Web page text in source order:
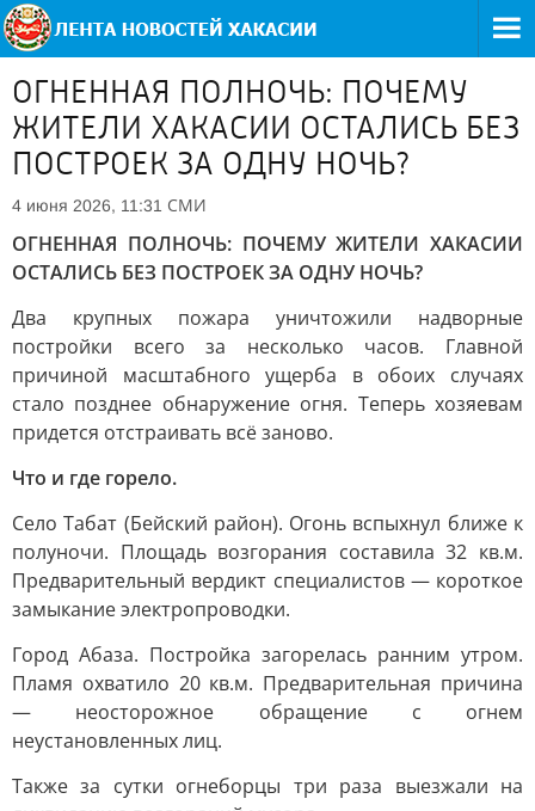
ОГНЕННАЯ ПОЛНОЧЬ: ПОЧЕМУ
ЖИТЕЛИ ХАКАСИИ ОСТАЛИСЬ БЕЗ
ПОСТРОЕК ЗА ОДНУ НОЧЬ?
4 июня 2026, 11:31 СМИ
ОГНЕННАЯ ПОЛНОЧЬ: ПОЧЕМУ ЖИТЕЛИ ХАКАСИИ
ОСТАЛИСЬ БЕЗ ПОСТРОЕК ЗА ОДНУ НОЧЬ?
Два крупных пожара уничтожили надворные
постройки всего за несколько часов. Главной
причиной масштабного ущерба в обоих случаях
стало позднее обнаружение огня. Теперь хозяевам
придется отстраивать всё заново.
Что и где горело.
Село Табат (Бейский район). Огонь вспыхнул ближе к
полуночи. Площадь возгорания составила 32 кв.м.
Предварительный вердикт специалистов — короткое
замыкание электропроводки.
Город Абаза. Постройка загорелась ранним утром.
Пламя охватило 20 кв.м. Предварительная причина
— неосторожное обращение с огнем
неустановленных лиц.
Также за сутки огнеборцы три раза выезжали на